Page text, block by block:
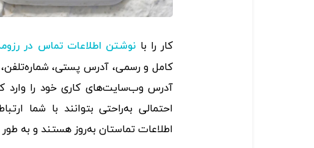
کار را با نوشتن اطلاعات تماس در
کامل و رسمی، آدرس پستی،
آدرس وب‌سایت‌های کاری خود را وارد
احتمالی به‌راحتی بتوانند با شما
اطلاعات تماستان به‌روز هستند و به